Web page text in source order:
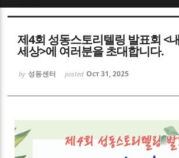
제4회 성동스토리텔링 발표회 <
세상>에 여러분을 초대합니다.
by 성동센터 posted Oct 31, 2025
Sketchbook5, 스케치
Sketchbook5, 스케치